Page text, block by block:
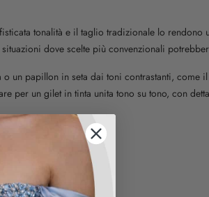
tonalità e il taglio tradizionale lo rendono
dove scelte più convenzionali
un papillon in seta dai toni contrastanti, come
per un gilet in tinta unita tono su tono, con